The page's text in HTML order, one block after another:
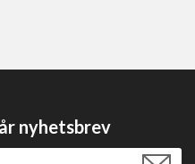
nyhetsbrev